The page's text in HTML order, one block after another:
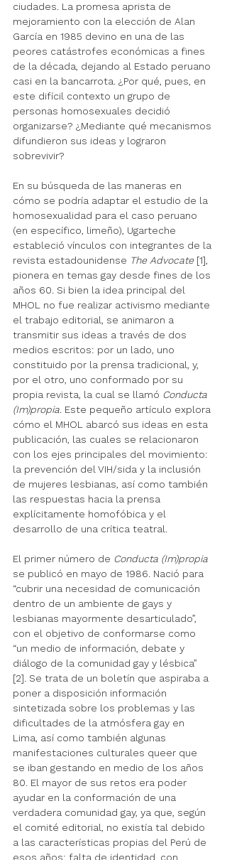
ciudades. La promesa aprista de
mejoramiento con la elección de Alan
García en 1985 devino en una de las
peores catástrofes económicas a fines
de la década, dejando al Estado peruano
casi en la bancarrota. ¿Por qué, pues, en
este difícil contexto un grupo de
personas homosexuales decidió
organizarse? ¿Mediante qué mecanismos
difundieron sus ideas y lograron
sobrevivir?
En su búsqueda de las maneras en
cómo se podría adaptar el estudio de la
homosexualidad para el caso peruano
(en específico, limeño), Ugarteche
estableció vínculos con integrantes de la
revista estadounidense The Advocate [1],
pionera en temas gay desde fines de los
años 60. Si bien la idea principal del
MHOL no fue realizar activismo mediante
el trabajo editorial, se animaron a
transmitir sus ideas a través de dos
medios escritos: por un lado, uno
constituido por la prensa tradicional, y,
por el otro, uno conformado por su
propia revista, la cual se llamó Conducta
(Im)propia. Este pequeño artículo explora
cómo el MHOL abarcó sus ideas en esta
publicación, las cuales se relacionaron
con los ejes principales del movimiento:
la prevención del VIH/sida y la inclusión
de mujeres lesbianas, así como también
las respuestas hacia la prensa
explícitamente homofóbica y el
desarrollo de una crítica teatral.
El primer número de Conducta (Im)propia
se publicó en mayo de 1986. Nació para
“cubrir una necesidad de comunicación
dentro de un ambiente de gays y
lesbianas mayormente desarticulado”,
con el objetivo de conformarse como
“un medio de información, debate y
diálogo de la comunidad gay y lésbica”
[2]. Se trata de un boletín que aspiraba a
poner a disposición información
sintetizada sobre los problemas y las
dificultades de la atmósfera gay en
Lima, así como también algunas
manifestaciones culturales queer que
se iban gestando en medio de los años
80. El mayor de sus retos era poder
ayudar en la conformación de una
verdadera comunidad gay, ya que, según
el comité editorial, no existía tal debido
a las características propias del Perú de
esos años: falta de identidad, con